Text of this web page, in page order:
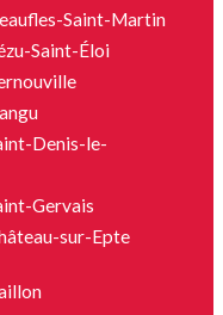
Saint-Martin
Saint-Éloi
Denis-le-
Gervais
sur-Epte